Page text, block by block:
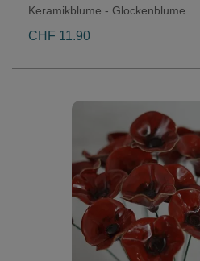
Keramikblume - Glockenblume
CHF 11.90